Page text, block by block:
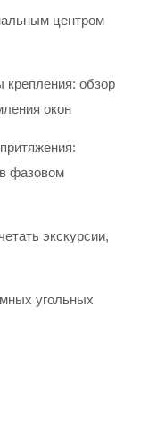
центром
обзор
окон
фазовом
экскурсии,
угольных